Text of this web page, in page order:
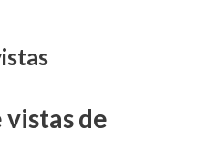
vistas de